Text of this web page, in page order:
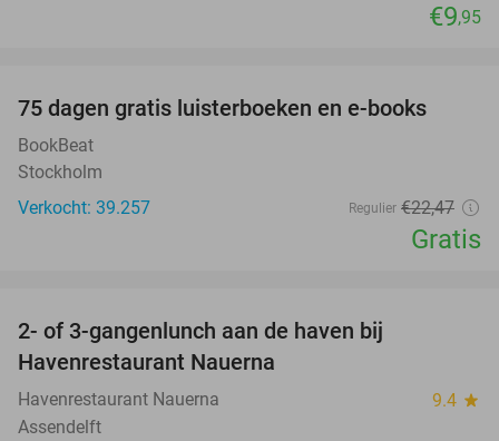
€9,95
75 dagen gratis luisterboeken en e-books
BookBeat
Stockholm
Verkocht: 39.257
Regulier €22,47
Gratis
2- of 3-gangenlunch aan de haven bij
Havenrestaurant Nauerna
Havenrestaurant Nauerna 9.4 star
Assendelft